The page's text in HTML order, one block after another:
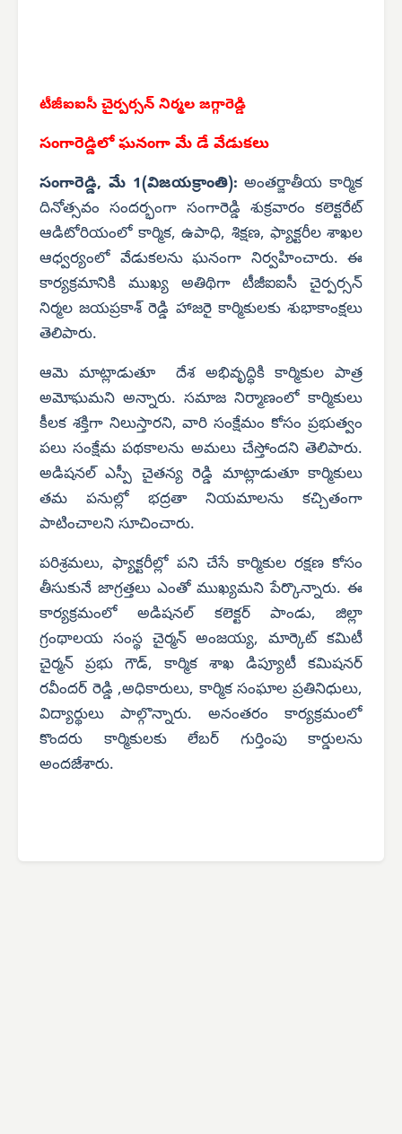
టీజీఐఐసీ చైర్పర్సన్ నిర్మల జగ్గారెడ్డి
సంగారెడ్డిలో ఘనంగా మే డే వేడుకలు
సంగారెడ్డి, మే 1(విజయక్రాంతి):అంతర్జాతీయ కార్మిక
దినోత్సవం సందర్భంగా సంగారెడ్డి శుక్రవారం కలెక్టరేట్
ఆడిటోరియంలో కార్మిక, ఉపాధి, శిక్షణ, ఫ్యాక్టరీల శాఖల
ఆధ్వర్యంలో వేడుకలను ఘనంగా నిర్వహించారు. ఈ
కార్యక్రమానికి ముఖ్య అతిథిగా టీజీఐఐసీ చైర్పర్సన్
నిర్మల జయప్రకాశ్ రెడ్డి హాజరై కార్మికులకు శుభాకాంక్షలు
తెలిపారు.
ఆమె మాట్లాడుతూ దేశ అభివృద్ధికి కార్మికుల పాత్ర
అమోఘమని అన్నారు. సమాజ నిర్మాణంలో కార్మికులు
కీలక శక్తిగా నిలుస్తారని, వారి సంక్షేమం కోసం ప్రభుత్వం
పలు సంక్షేమ పథకాలను అమలు చేస్తోందని తెలిపారు.
అడిషనల్ ఎస్పీ చైతన్య రెడ్డి మాట్లాడుతూ కార్మికులు
తమ పనుల్లో భద్రతా నియమాలను కచ్చితంగా
పాటించాలని సూచించారు.
పరిశ్రమలు, ఫ్యాక్టరీల్లో పని చేసే కార్మికుల రక్షణ కోసం
తీసుకునే జాగ్రత్తలు ఎంతో ముఖ్యమని పేర్కొన్నారు. ఈ
కార్యక్రమంలో అడిషనల్ కలెక్టర్ పాండు, జిల్లా
గ్రంథాలయ సంస్థ చైర్మన్ అంజయ్య, మార్కెట్ కమిటీ
చైర్మన్ ప్రభు గౌడ్, కార్మిక శాఖ డిప్యూటీ కమిషనర్
రవీందర్ రెడ్డి ,అధికారులు, కార్మిక సంఘాల ప్రతినిధులు,
విద్యార్థులు పాల్గొన్నారు. అనంతరం కార్యక్రమంలో
కొందరు కార్మికులకు లేబర్ గుర్తింపు కార్డులను
అందజేశారు.